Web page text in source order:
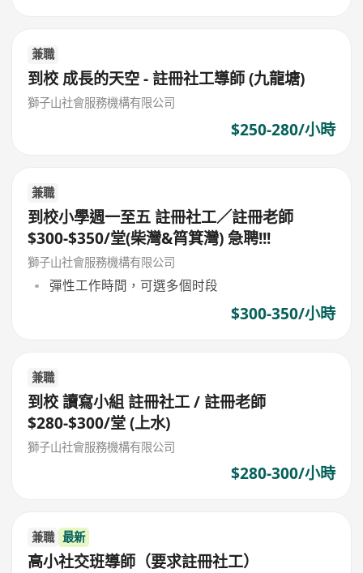
兼職
到校 成長的天空 - 註冊社工導師 (九龍塘)
獅子山社會服務機構有限公司
$250-280/小時
兼職
到校小學週一至五 註冊社工／註冊老師
$300-$350/堂(柴灣&筲箕灣) 急聘!!!
獅子山社會服務機構有限公司
彈性工作時間，可選多個时段
$300-350/小時
兼職
到校 讀寫小組 註冊社工 / 註冊老師
$280-$300/堂 (上水)
獅子山社會服務機構有限公司
$280-300/小時
兼職 最新
高小社交班導師（要求註冊社工）